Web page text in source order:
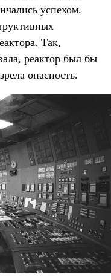
успехом.
Так,
реактор был бы
опасность.